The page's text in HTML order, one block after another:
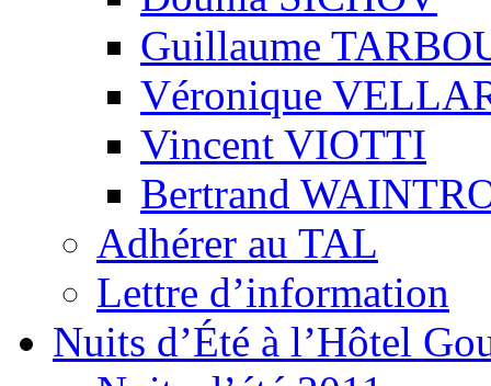
Guillaume
Véronique
Vincent VIOTTI
Bertrand
Adhérer au TAL
Lettre d’information
Nuits d’Été à l’Hôtel